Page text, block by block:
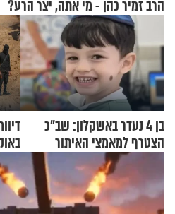
הרב זמיר כהן - מי אתה, יצר הרע?
בן 4 נעדר באשקלון: שב"כ
הצטרף למאמצי האיתור